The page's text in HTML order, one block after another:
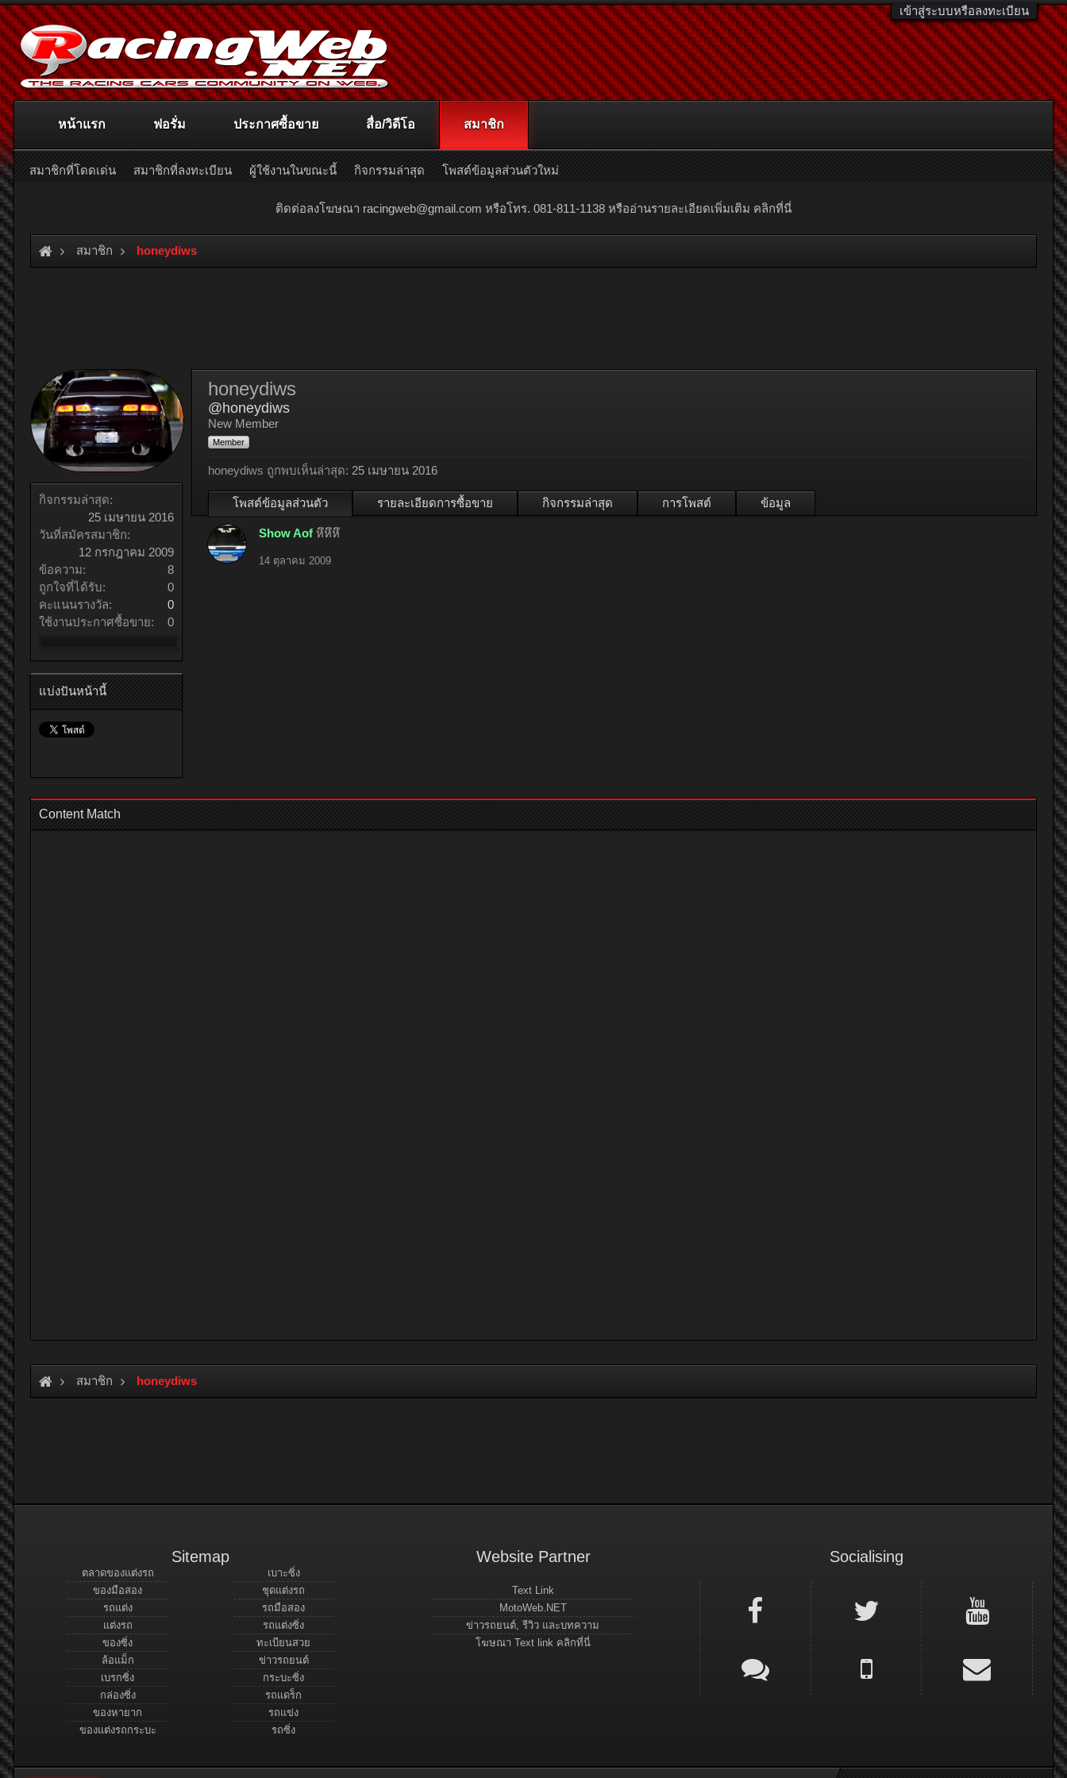
เข้าสู่ระบบหรือลงทะเบียน
ติดต่อลงโฆษณา racingweb@gmail.com หรือโทร. 081-811-1138 หรืออ่านรายละเอียดเพิ่มเติม คลิกที่นี่
สมาชิก honeydiws
กิจกรรมล่าสุด:
25 เมษายน 2016
วันที่สมัครสมาชิก:
12 กรกฎาคม 2009
ข้อความ:
8
ถูกใจที่ได้รับ:
0
คะแนนรางวัล:
0
ใช้งานประกาศซื้อขาย:
0
แบ่งปันหน้านี้
honeydiws
@honeydiws
New Member
Member
honeydiws ถูกพบเห็นล่าสุด: 25 เมษายน 2016
โพสต์ข้อมูลส่วนตัว รายละเอียดการซื้อขาย กิจกรรมล่าสุด การโพสต์ ข้อมูล
Show Aof หึหึหึ
14 ตุลาคม 2009
Content Match
สมาชิก honeydiws
หน้าแรก ฟอรั่ม ประกาศซื้อขาย สื่อ/วิดีโอ สมาชิก
สมาชิกที่โดดเด่น สมาชิกที่ลงทะเบียน ผู้ใช้งานในขณะนี้ กิจกรรมล่าสุด โพสต์ข้อมูลส่วนตัวใหม่
Sitemap
ตลาดของแต่งรถ
ของมือสอง
รถแต่ง
แต่งรถ
ของซิ่ง
ล้อแม็ก
เบรกซิ่ง
กล่องซิ่ง
ของหายาก
ของแต่งรถกระบะ
เบาะซิ่ง
ชุดแต่งรถ
รถมือสอง
รถแต่งซิ่ง
ทะเบียนสวย
ข่าวรถยนต์
กระบะซิ่ง
รถแดร็ก
รถแข่ง
รถซิ่ง
Website Partner
Text Link
MotoWeb.NET
ข่าวรถยนต์, รีวิว และบทความ
โฆษณา Text link คลิกที่นี่
Socialising